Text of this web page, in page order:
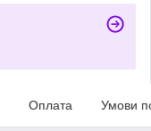
Оплата Умови